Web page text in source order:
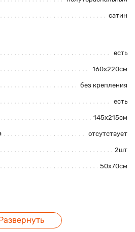
сатин
есть
160х220см
без крепления
есть
145х215см
отсутствует
2шт
50х70см
100% хлопок с компаньоном.